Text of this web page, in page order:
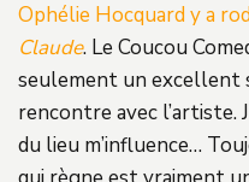
Ophélie Hocquard y a
Claude. Le Coucou
seulement un excellent
rencontre avec l’artiste.
du lieu m’influence…